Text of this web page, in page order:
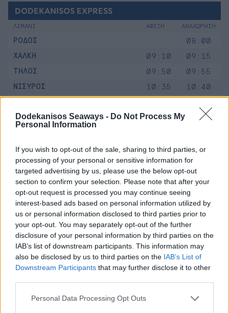
Dodekanisos Seaways - Do Not Process My
Personal Information
If you wish to opt-out of the sale, sharing to third parties, or
processing of your personal or sensitive information for
targeted advertising by us, please use the below opt-out
section to confirm your selection. Please note that after your
opt-out request is processed you may continue seeing
interest-based ads based on personal information utilized by
us or personal information disclosed to third parties prior to
your opt-out. You may separately opt-out of the further
disclosure of your personal information by third parties on the
IAB’s list of downstream participants. This information may
also be disclosed by us to third parties on the IAB’s List of
Downstream Participants that may further disclose it to other
Personal Data Processing Opt Outs
DODEKANISOS EXPRESS
ΛΙΜΑΝΙ ΑΦΙΞΗ ΑΝΑΧΩΡΗΣΗ
ΡΟΔΟΣ
08:00
ΧΑΛΚΗ
09:10
09:15
ΤΗΛΟΣ
09:50
09:55
ΝΙΣΥΡΟΣ
10:35
10:40
ΛΕΡΟΣ
12:25
12:30
ΛΕΡΟΣ
13:55
14:00
ΚΩΣ
14:55
15:00
ΝΙΣΥΡΟΣ
15:50
15:55
ΤΗΛΟΣ
16:35
16:40
17:15
17:20
ΡΟΔΟΣ
18:30
DODEKANISOS PRIDE